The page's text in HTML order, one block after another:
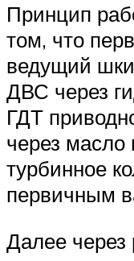
Принцип
том, что
ведущий
ДВС через
ГДТ
через масло
турбинное
первичным
Далее через